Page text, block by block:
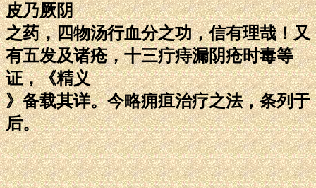
皮乃厥阴
之药，四物汤行血分之功，信有理哉！又
有五发及诸疮，十三疔痔漏阴疮时毒等
证，《精义
》备载其详。今略痈疽治疗之法，条列于
后。